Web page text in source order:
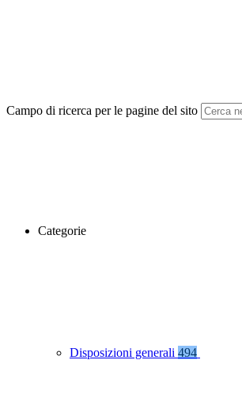
Campo di ricerca per le pagine del sito
Categorie
Disposizioni generali 494